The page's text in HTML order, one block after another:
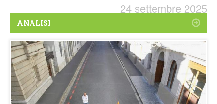
24 settembre 2025
ANALISI